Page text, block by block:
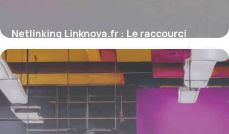
Netlinking Linknova.fr : Le raccourci
intelligent vers des backlinks premium
4 juillet 2025